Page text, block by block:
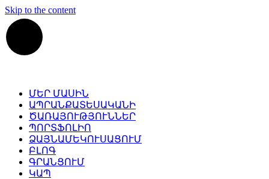
Skip to the content
ՄԵՐ ՄԱՍԻՆ
ԱՊՐԱՆՔԱՏԵՍԱԿԱՆԻ
ԾԱՌԱՅՈՒԹՅՈՒՆՆԵՐ
ՊՈՐՏՖՈԼԻՈ
ՁԱՅՆԱՄԵԿՈՒՍԱՑՈՒՄ
ԲԼՈԳ
ԳՐԱՆՑՈՒՄ
ԿԱՊ